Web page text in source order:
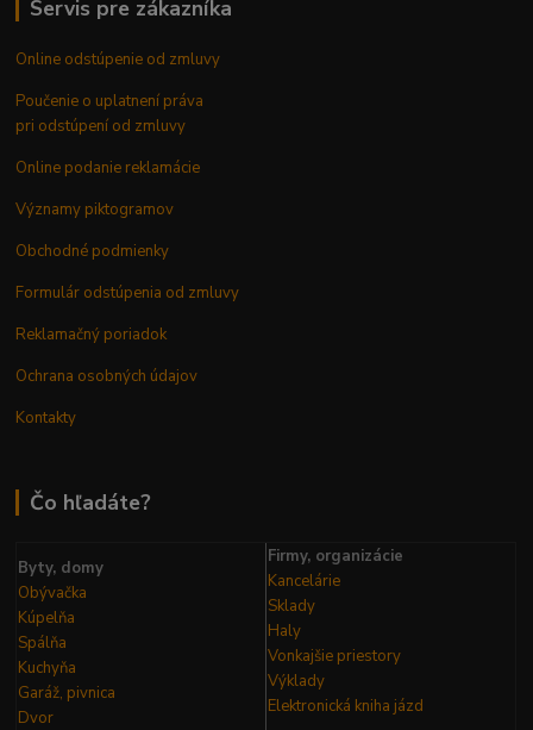
Servis pre zákazníka
Online odstúpenie od zmluvy
Poučenie o uplatnení práva
pri odstúpení od zmluvy
Online podanie reklamácie
Významy piktogramov
Obchodné podmienky
Formulár odstúpenia od zmluvy
Reklamačný poriadok
Ochrana osobných údajov
Kontakty
Čo hľadáte?
Byty, domy
Obývačka
Kúpelňa
Spálňa
Kuchyňa
Garáž, pivnica
Dvor
Firmy, organizácie
Kancelárie
Sklady
Haly
Vonkajšie priestory
Výklady
Elektronická kniha jázd